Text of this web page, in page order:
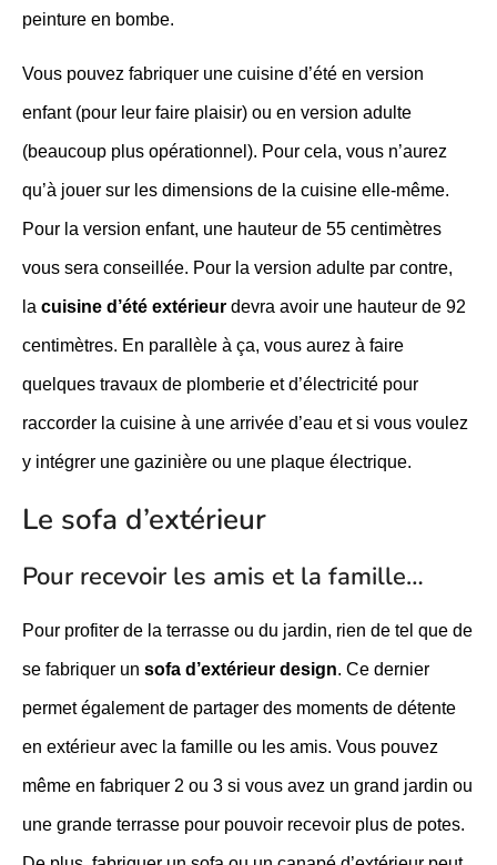
peinture en bombe.
Vous pouvez fabriquer une cuisine d’été en version
enfant (pour leur faire plaisir) ou en version adulte
(beaucoup plus opérationnel). Pour cela, vous n’aurez
qu’à jouer sur les dimensions de la cuisine elle-même.
Pour la version enfant, une hauteur de 55 centimètres
vous sera conseillée. Pour la version adulte par contre,
la cuisine d’été extérieur devra avoir une hauteur de 92
centimètres. En parallèle à ça, vous aurez à faire
quelques travaux de plomberie et d’électricité pour
raccorder la cuisine à une arrivée d’eau et si vous voulez
y intégrer une gazinière ou une plaque électrique.
Le sofa d’extérieur
Pour recevoir les amis et la famille…
Pour profiter de la terrasse ou du jardin, rien de tel que de
se fabriquer un sofa d’extérieur design. Ce dernier
permet également de partager des moments de détente
en extérieur avec la famille ou les amis. Vous pouvez
même en fabriquer 2 ou 3 si vous avez un grand jardin ou
une grande terrasse pour pouvoir recevoir plus de potes.